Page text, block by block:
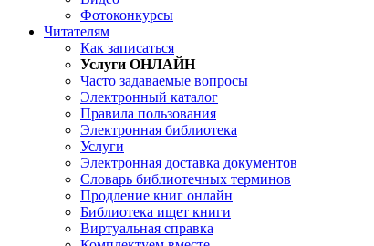
Фотоконкурсы
Читателям
Как записаться
Услуги ОНЛАЙН
Часто задаваемые вопросы
Электронный каталог
Правила пользования
Электронная библиотека
Услуги
Электронная доставка документов
Словарь библиотечных терминов
Продление книг онлайн
Библиотека ищет книги
Виртуальная справка